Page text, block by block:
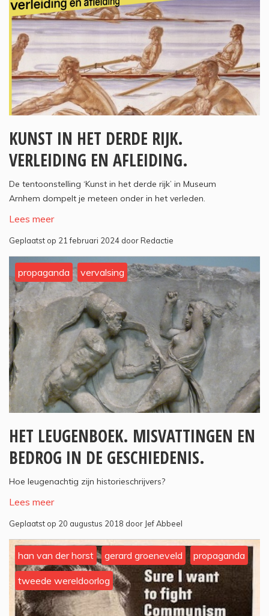
KUNST IN HET DERDE RIJK.
VERLEIDING EN AFLEIDING.
De tentoonstelling ‘Kunst in het derde rijk’ in Museum
Arnhem dompelt je meteen onder in het verleden.
Lees meer
Geplaatst op 21 februari 2024 door Redactie
propaganda vervalsing
HET LEUGENBOEK. MISVATTINGEN EN
BEDROG IN DE GESCHIEDENIS.
Hoe leugenachtig zijn historieschrijvers?
Lees meer
Geplaatst op 20 augustus 2018 door Jef Abbeel
han van der horst gerard groeneveld propaganda
tweede wereldoorlog